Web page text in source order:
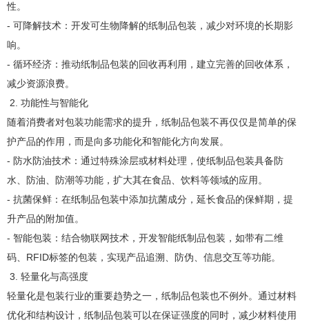
性。
- 可降解技术：开发可生物降解的纸制品包装，减少对环境的长期影
响。
- 循环经济：推动纸制品包装的回收再利用，建立完善的回收体系，
减少资源浪费。
2. 功能性与智能化
随着消费者对包装功能需求的提升，纸制品包装不再仅仅是简单的保
护产品的作用，而是向多功能化和智能化方向发展。
- 防水防油技术：通过特殊涂层或材料处理，使纸制品包装具备防
水、防油、防潮等功能，扩大其在食品、饮料等领域的应用。
- 抗菌保鲜：在纸制品包装中添加抗菌成分，延长食品的保鲜期，提
升产品的附加值。
- 智能包装：结合物联网技术，开发智能纸制品包装，如带有二维
码、RFID标签的包装，实现产品追溯、防伪、信息交互等功能。
3. 轻量化与高强度
轻量化是包装行业的重要趋势之一，纸制品包装也不例外。通过材料
优化和结构设计，纸制品包装可以在保证强度的同时，减少材料使用